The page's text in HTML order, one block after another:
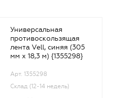
Универсальная
противоскользящая
лента Vell, синяя (305
мм х 18,3 м) {1355298}
Арт. 1355298
Склад (12-14 недель)